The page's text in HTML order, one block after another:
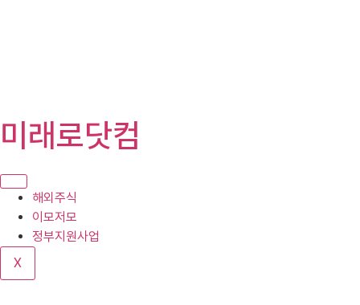
텐
로
기
미래로닷컴
해외주식
이모저모
정부지원사업
X